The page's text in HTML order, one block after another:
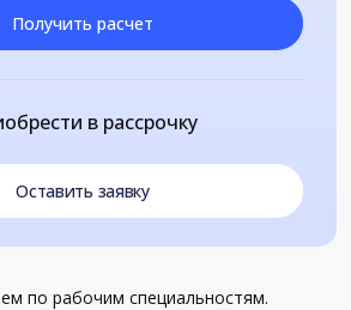
Получить расчет
в рассрочку
Оставить заявку
по рабочим специальностям.